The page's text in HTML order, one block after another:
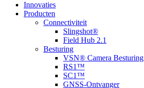
Innovaties
Producten
Connectiviteit
Slingshot®
Field Hub 2.1
Besturing
VSN® Camera Besturing
RS1™
SC1™
GNSS-Ontvanger